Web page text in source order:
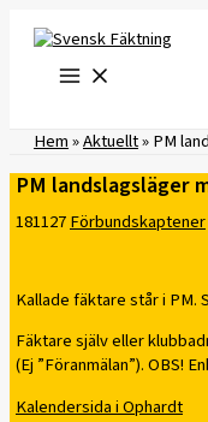
innehåll
Hem»Aktuellt»PM
PM landslagsläger
181127Förbundskaptener
Kallade fäktare står i PM.
Fäktare själv eller
(Ej ”Föranmälan”). OBS!
Kalendersida i Ophardt